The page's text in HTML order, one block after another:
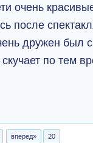
очень
после
дружен был
по тем
вперед» 20